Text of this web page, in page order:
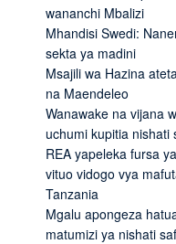
wananchi Mbalizi
Mhandisi Swedi:
sekta ya madini
Msajili wa Hazina
na Maendeleo
Wanawake na vijana
uchumi kupitia nishati
REA yapeleka fursa
vituo vidogo vya
Tanzania
Mgalu apongeza
matumizi ya nishati